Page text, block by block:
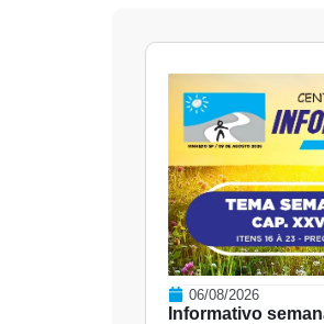
06/08/2026
Informativo